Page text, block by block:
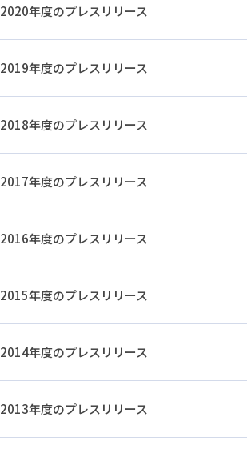
2020年度のプレスリリース
2019年度のプレスリリース
2018年度のプレスリリース
2017年度のプレスリリース
2016年度のプレスリリース
2015年度のプレスリリース
2014年度のプレスリリース
2013年度のプレスリリース